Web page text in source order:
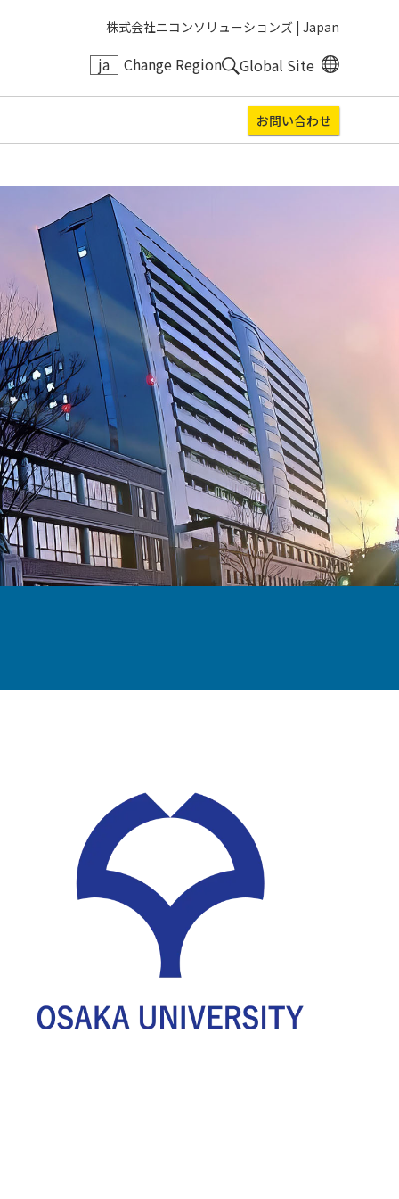
株式会社ニコンソリューションズ | Japan
ja Change Region Global Site
お問い合わせ